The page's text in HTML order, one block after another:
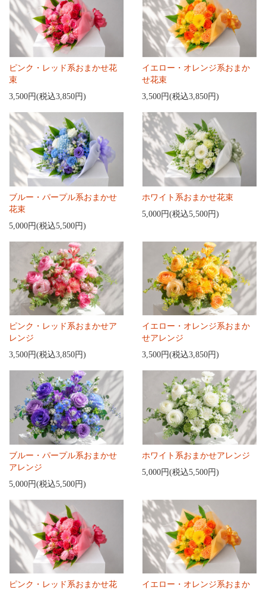
ピンク・レッド系おまかせ花
束
3,500円(税込3,850円)
イエロー・オレンジ系おまか
せ花束
3,500円(税込3,850円)
ブルー・パープル系おまかせ
花束
5,000円(税込5,500円)
ホワイト系おまかせ花束
5,000円(税込5,500円)
ピンク・レッド系おまかせア
レンジ
3,500円(税込3,850円)
イエロー・オレンジ系おまか
せアレンジ
3,500円(税込3,850円)
ブルー・パープル系おまかせ
アレンジ
5,000円(税込5,500円)
ホワイト系おまかせアレンジ
5,000円(税込5,500円)
ピンク・レッド系おまかせ花
イエロー・オレンジ系おまか